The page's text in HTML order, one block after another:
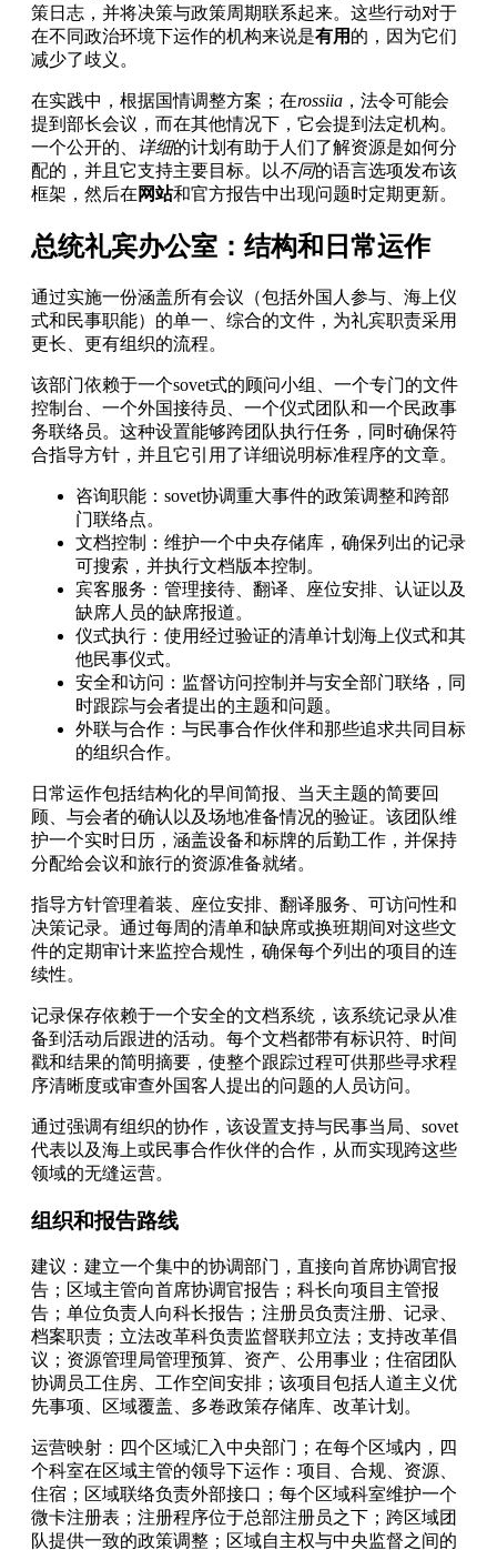
策日志，并将决策与政策周期联系起来。这些行动对于
在不同政治环境下运作的机构来说是有用 的，因为它们
减少了歧义。
在实践中，根据国情调整方案；在rossiia ，法令可能会
提到部长会议，而在其他情况下，它会提到法定机构。
一个公开的、 详细的计划有助于人们了解资源是如何分
配的，并且它支持主要目标。以不同的语言选项发布该
框架，然后在 网站和官方报告中出现问题时定期更新。
总统礼宾办公室：结构和日常运作
通过实施一份涵盖所有会议（包括外国人参与、海上仪
式和民事职能）的单一、综合的文件，为礼宾职责采用
更长、更有组织的流程。
该部门依赖于一个sovet式的顾问小组、一个专门的文件
控制台、一个外国接待员、一个仪式团队和一个民政事
务联络员。这种设置能够跨团队执行任务，同时确保符
合指导方针，并且它引用了详细说明标准程序的文章。
咨询职能：sovet协调重大事件的政策调整和跨部
门联络点。
文档控制：维护一个中央存储库，确保列出的记录
可搜索，并执行文档版本控制。
宾客服务：管理接待、翻译、座位安排、认证以及
缺席人员的缺席报道。
仪式执行：使用经过验证的清单计划海上仪式和其
他民事仪式。
安全和访问：监督访问控制并与安全部门联络，同
时跟踪与会者提出的主题和问题。
外联与合作：与民事合作伙伴和那些追求共同目标
的组织合作。
日常运作包括结构化的早间简报、当天主题的简要回
顾、与会者的确认以及场地准备情况的验证。该团队维
护一个实时日历，涵盖设备和标牌的后勤工作，并保持
分配给会议和旅行的资源准备就绪。
指导方针管理着装、座位安排、翻译服务、可访问性和
决策记录。通过每周的清单和缺席或换班期间对这些文
件的定期审计来监控合规性，确保每个列出的项目的连
续性。
记录保存依赖于一个安全的文档系统，该系统记录从准
备到活动后跟进的活动。每个文档都带有标识符、时间
戳和结果的简明摘要，使整个跟踪过程可供那些寻求程
序清晰度或审查外国客人提出的问题的人员访问。
通过强调有组织的协作，该设置支持与民事当局、sovet
代表以及海上或民事合作伙伴的合作，从而实现跨这些
领域的无缝运营。
组织和报告路线
建议：建立一个集中的协调部门，直接向首席协调官报
告；区域主管向首席协调官报告；科长向项目主管报
告；单位负责人向科长报告；注册员负责注册、记录、
档案职责；立法改革科负责监督联邦立法；支持改革倡
议；资源管理局管理预算、资产、公用事业；住宿团队
协调员工住房、工作空间安排；该项目包括人道主义优
先事项、区域覆盖、多卷政策存储库、改革计划。
运营映射：四个区域汇入中央部门；在每个区域内，四
个科室在区域主管的领导下运作：项目、合规、资源、
住宿；区域联络负责外部接口；每个区域科室维护一个
微卡注册表；注册程序位于总部注册员之下；跨区域团
队提供一致的政策调整；区域自主权与中央监督之间的